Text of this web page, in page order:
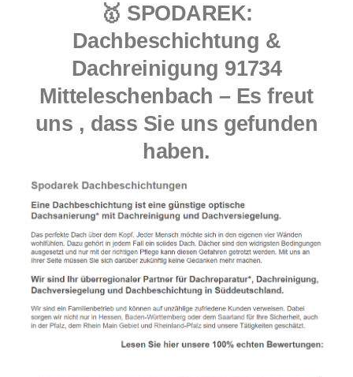
🥇 SPODAREK:
Dachbeschichtung &
Dachreinigung 91734
Mitteleschenbach – Es freut
uns , dass Sie uns gefunden
haben.